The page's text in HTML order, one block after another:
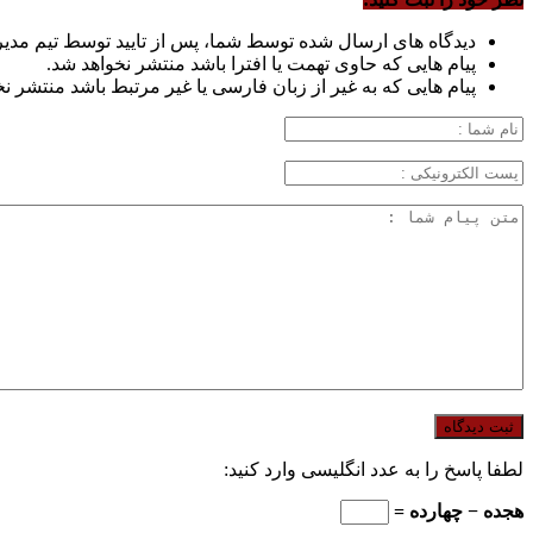
دیدگاه های ارسال شده توسط شما، پس از تایید توسط تیم
پیام هایی که حاوی تهمت یا افترا باشد منتشر نخواهد شد.
پیام هایی که به غیر از زبان فارسی یا غیر مرتبط باشد منتشر
لطفا پاسخ را به عدد انگلیسی وارد کنید:
هجده − چهارده =